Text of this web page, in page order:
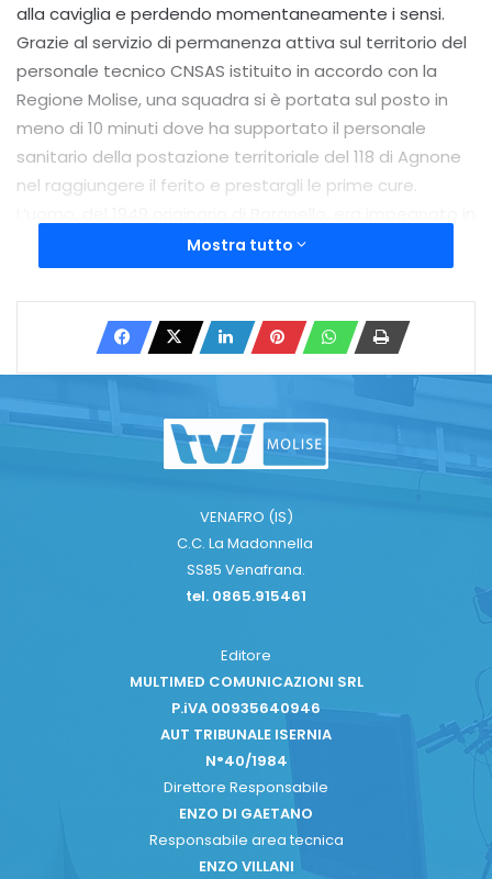
alla caviglia e perdendo momentaneamente i sensi.
Grazie al servizio di permanenza attiva sul territorio del
personale tecnico CNSAS istituito in accordo con la
Regione Molise, una squadra si è portata sul posto in
meno di 10 minuti dove ha supportato il personale
sanitario della postazione territoriale del 118 di Agnone
nel raggiungere il ferito e prestargli le prime cure.
una escursione con familiari ed amici lungo il sentiero
quando, all’improvviso, è scivolato procurandosi un
infortunio alla caviglia sinistra. Stabilizzato dai sanitari e,
dopo l’immobilizzazione dell’arto, il paziente è stato
posto su una barella in dotazione al Soccorso alpino
per interventi in ambiente impervio. Con l’aiuto del
personale sanitario del 118 di Agnone i tecnici del CNSAS
hanno trasportato la barella a monte del sentiero fino
al piano stradale dove era in attesa l’ambulanza del 118
l’ospedale di Isernia per accertamenti. Ancora una volta
Agnone
ALTO MOLISE
CAPRACOTTA
EMERGENZA
ESCURSIONE
incidente
INFORTUNIO
Mostra tutto
VENAFRO (IS)
C.C. La Madonnella
SS85 Venafrana.
tel. 0865.915461
Editore
MULTIMED COMUNICAZIONI SRL
P.iVA 00935640946
AUT TRIBUNALE ISERNIA
N°40/1984
Direttore Responsabile
ENZO DI GAETANO
Responsabile area tecnica
ENZO VILLANI